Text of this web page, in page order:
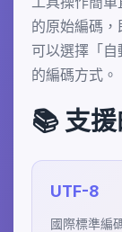
的原始編碼，
可以選擇「
的編碼方式。
📚 支
UTF-8
國際標準編